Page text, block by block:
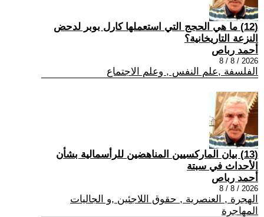
(12) ما هي الحجج التي استعملها كارل بوبر لدحض
النزعة التاريخانية؟
أحمد رباص
2026 / 8 / 8
الفلسفة ,علم النفس , وعلم الاجتماع
(13) بيان الماركسيين المناهضين للرأسمالية بشأن
الأحداث في سبتة
أحمد رباص
2026 / 8 / 8
الهجرة , العنصرية , حقوق اللاجئين ,و الجاليات
المهاجرة